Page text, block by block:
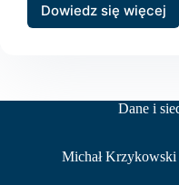
Dowiedz się więcej
Na
chodzić
Dane i
Michał